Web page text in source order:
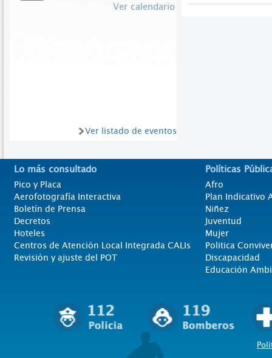
Ver calendario
Ver listado de eventos
Lo más consultado
Pico y Placa
Aerofotografía Interactiva
Boletín de Prensa
Decretos
Hoteles
Centros de Atención Local Integrada CALIs
Revisión y ajuste del POT
Políticas
Afro
Plan Indicativo
Niñez
Juventud
Mujer
Politica
Discapacidad
Educación